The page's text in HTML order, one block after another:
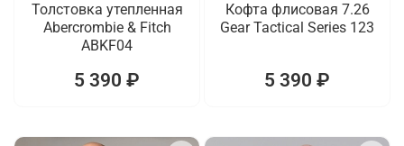
Толстовка утепленная
Abercrombie & Fitch
ABKF04
5 390 ₽
Кофта флисовая 7.26
Gear Tactical Series 123
5 390 ₽